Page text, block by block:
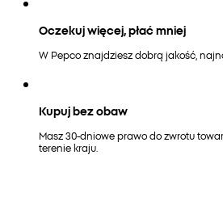
Oczekuj więcej, płać mniej
W Pepco znajdziesz dobrą jakość,
Kupuj bez obaw
Masz 30-dniowe prawo do zwrotu
terenie kraju.